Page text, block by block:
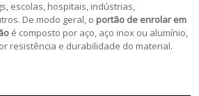
escolas, hospitais, indústrias,
De modo geral, o portão de enrolar em
é composto por aço, aço inox ou alumínio,
resistência e durabilidade do material.